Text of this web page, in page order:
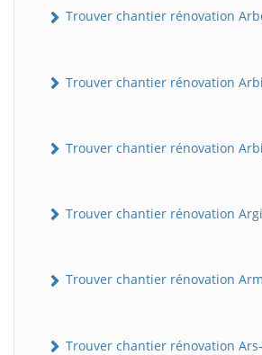
Trouver chantier rénovation
Trouver chantier rénovation
Trouver chantier rénovation
Trouver chantier rénovation
Trouver chantier rénovation
Trouver chantier rénovation